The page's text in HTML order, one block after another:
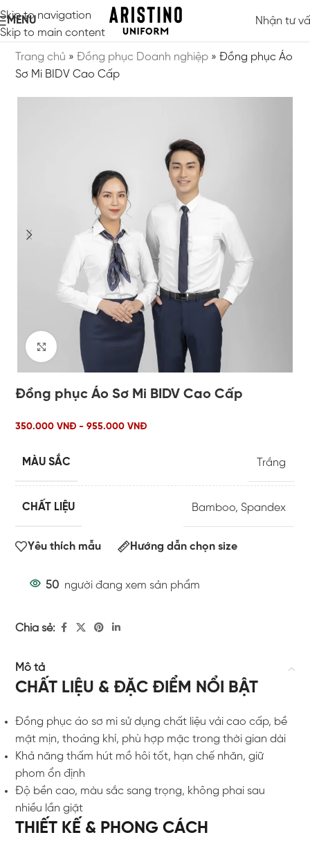
Skip to navigation
Skip to main content
MENU Nhận tư
Trang chủ »Đồng phục Doanh nghiệp »Đồng phục Áo
Sơ Mi BIDV Cao Cấp
Click to enlarge
Đồng phục Áo Sơ Mi BIDV Cao Cấp
350.000 VNĐ - 955.000 VNĐ
MÀU SẮC Trắng
CHẤT LIỆU Bamboo,Spandex
Yêu thích mẫu Hướng dẫn chọn size
50 người đang xem sản phẩm
Chia sẻ:
Mô tả
CHẤT LIỆU & ĐẶC ĐIỂM NỔI BẬT
Đồng phục áo sơ mi sử dụng chất liệu vải cao cấp, bề
mặt mịn, thoáng khí, phù hợp mặc trong thời gian dài
Khả năng thấm hút mồ hôi tốt, hạn chế nhăn, giữ
phom ổn định
Độ bền cao, màu sắc sang trọng, không phai sau
nhiều lần giặt
THIẾT KẾ & PHONG CÁCH